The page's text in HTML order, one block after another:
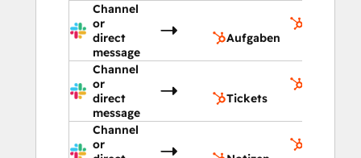
Channel
or
direct
message
Aufgaben
Channel
or
direct
message
Tickets
Channel
or